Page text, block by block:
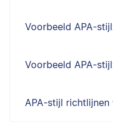
Voorbeeld APA-
Voorbeeld APA-
APA-stijl